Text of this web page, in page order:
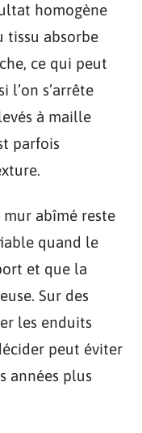
homogène
tissu absorbe
ce qui peut
l’on s’arrête
à maille
parfois
abîmé reste
quand le
et que la
Sur des
les enduits
peut éviter
années plus